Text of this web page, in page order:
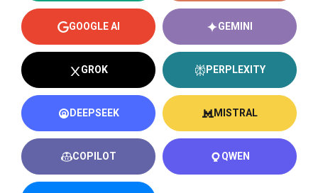
GOOGLE AI GEMINI
GROK PERPLEXITY
DEEPSEEK MISTRAL
COPILOT QWEN